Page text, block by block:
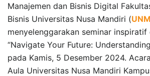
Manajemen dan Bisnis Digital
Bisnis Universitas Nusa Mandiri (UNM
menyelenggarakan seminar inspiratif
“Navigate Your Future:
pada Kamis, 5 Desember 2024.
Aula Universitas Nusa Mandiri